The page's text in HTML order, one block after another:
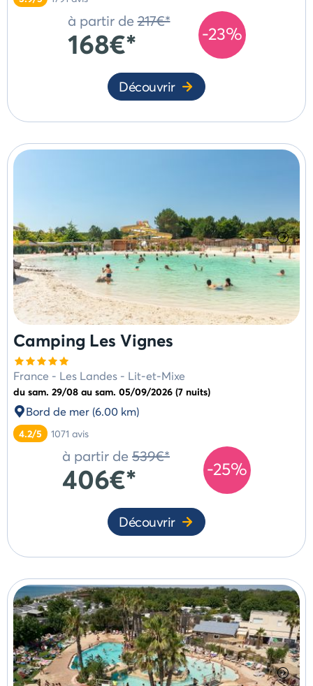
-23%
à partir de 217€*
168€*
Découvrir
Camping Les Vignes
France - Les Landes - Lit-et-Mixe
du sam. 29/08 au sam. 05/09/2026 (7 nuits)
Bord de mer (6.00 km)
4.2/5 1071 avis
-25%
à partir de 539€*
406€*
Découvrir